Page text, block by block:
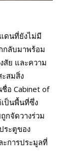
ดนที่ยังไม่มี
กลับมาพร้อม
สัย และความ
สมสิ่ง
อ Cabinet of
ป็นพื้นที่ซึ่ง
กจัดวางร่วม
ระตูของ
ะการประมูลที่